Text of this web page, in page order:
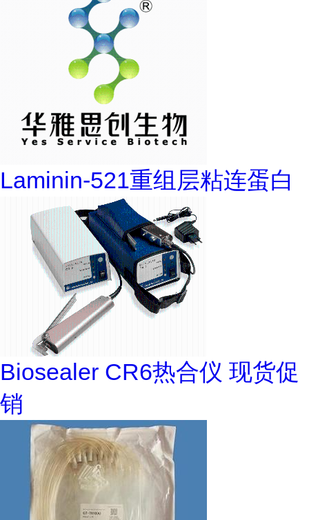
Laminin-521重组层粘连蛋白
Biosealer CR6热合仪 现货促
销